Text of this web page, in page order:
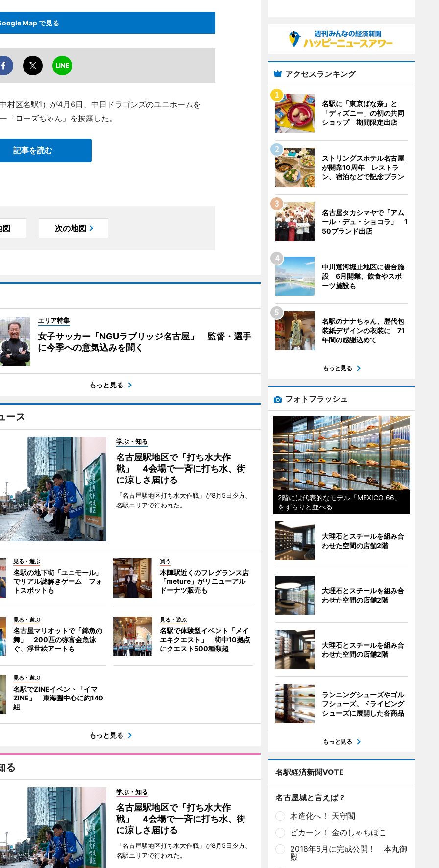
Map で見る
村区名駅1）が4月6日、中日ドラゴンズのユニホームを
「ローズちゃん」を披露した。
記事を読む
図 次の地図
エリア特集
女子サッカー「NGUラブリッジ名古屋」 監督・選手
に今季への意気込みを聞く
もっと見る
ース
学ぶ・知る
名古屋駅地区で「打ち水大作
戦」 4会場で一斉に打ち水、街
に涼しさ届ける
「名古屋駅地区打ち水大作戦」が8月5日夕方、
名駅エリアで行われた。
見る・遊ぶ
名駅の地下街「ユニモール」
でリアル謎解きゲーム フォ
トスポットも
買う
本陣駅近くのフレグランス店
「meture」がリニューアル
ドーナツ販売も
見る・遊ぶ
名古屋マリオットで「錦魚の
舞」 200匹の弥富金魚泳
ぐ、浮世絵アートも
見る・遊ぶ
名駅で体験型イベント「メイ
エキクエスト」 街中10拠点
にクエスト500種類超
見る・遊ぶ
名駅でZINEイベント「イマ
ZINE」 東海圏中心に約140
組
もっと見る
る
学ぶ・知る
名古屋駅地区で「打ち水大作
戦」 4会場で一斉に打ち水、街
に涼しさ届ける
「名古屋駅地区打ち水大作戦」が8月5日夕方、
名駅エリアで行われた。
アクセスランキング
名駅に「東京ばな奈」と
「ディズニー」の初の共同
ショップ 期間限定出店
ストリングスホテル名古屋
が開業10周年 レストラ
ン、宿泊などで記念プラン
名古屋タカシマヤで「アム
ール・デュ・ショコラ」 1
50ブランド出店
中川運河堀止地区に複合施
設 6月開業、飲食やスポ
ーツ施設も
名駅のナナちゃん、歴代包
装紙デザインの衣装に 71
年間の感謝込めて
もっと見る
フォトフラッシュ
2階には代表的なモデル「MEXICO 66」
をずらりと並べる
大理石とスチールを組み合
わせた空間の店舗2階
大理石とスチールを組み合
わせた空間の店舗2階
大理石とスチールを組み合
わせた空間の店舗2階
ランニングシューズやゴル
フシューズ、ドライビング
シューズに展開した各商品
もっと見る
名駅経済新聞VOTE
名古屋城と言えば？
木造化へ！ 天守閣
ピカーン！ 金のしゃちほこ
2018年6月に完成公開！ 本丸御
殿